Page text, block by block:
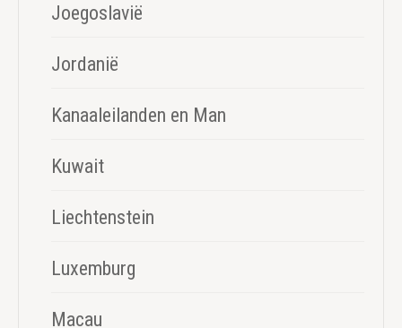
Joegoslavië
Jordanië
Kanaaleilanden en Man
Kuwait
Liechtenstein
Luxemburg
Macau